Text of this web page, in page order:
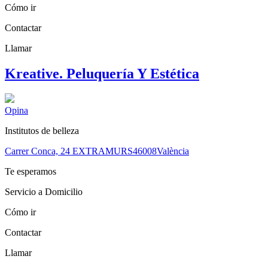
Cómo ir
Contactar
Llamar
Kreative. Peluquería Y Estética
Opina
Institutos de belleza
Carrer Conca, 24 EXTRAMURS46008València
Te esperamos
Servicio a Domicilio
Cómo ir
Contactar
Llamar